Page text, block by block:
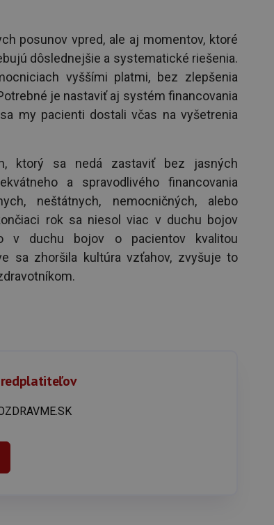
posunov vpred, ale aj momentov, ktoré
dôslednejšie a systematické riešenia.
vyššími platmi, bez zlepšenia
je nastaviť aj systém financovania
my pacienti dostali včas na vyšetrenia
ktorý sa nedá zastaviť bez jasných
a spravodlivého financovania
neštátnych, nemocničných, alebo
rok sa niesol viac v duchu bojov
v duchu bojov o pacientov kvalitou
sa zhoršila kultúra vzťahov, zvyšuje to